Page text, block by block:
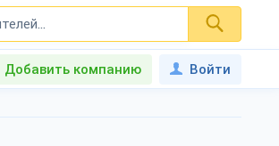
Добавить компанию Войти